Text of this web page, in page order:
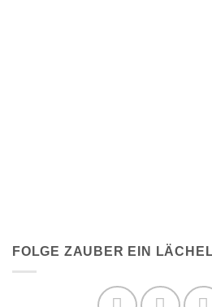
FOLGE ZAUBER EIN